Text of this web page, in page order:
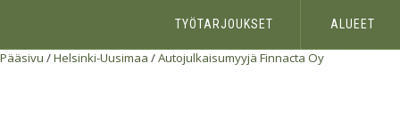
TYÖTARJOUKSET ALUEET
Pääsivu /Helsinki-Uusimaa /Autojulkaisumyyjä Finnacta Oy